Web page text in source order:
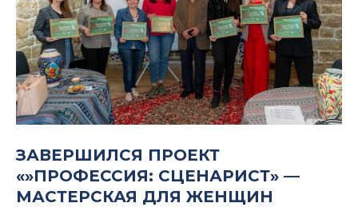
ЗАВЕРШИЛСЯ ПРОЕКТ
«»ПРОФЕССИЯ: СЦЕНАРИСТ» —
МАСТЕРСКАЯ ДЛЯ ЖЕНЩИН